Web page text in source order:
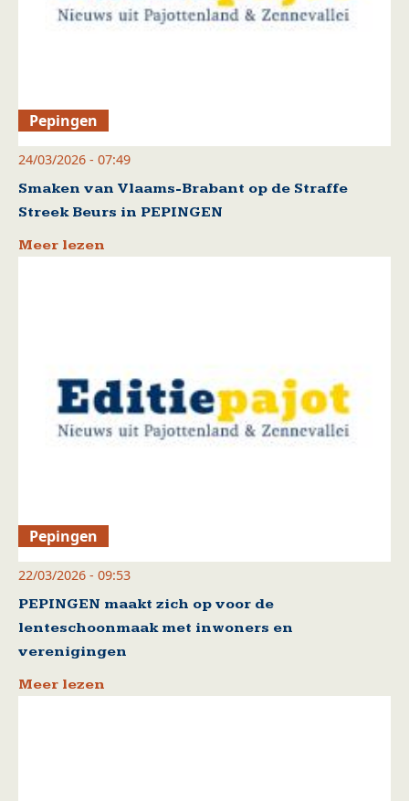
Pepingen
24/03/2026 - 07:49
Smaken van Vlaams-Brabant op de Straffe
Streek Beurs in PEPINGEN
Meer lezen
Pepingen
22/03/2026 - 09:53
PEPINGEN maakt zich op voor de
lenteschoonmaak met inwoners en
verenigingen
Meer lezen